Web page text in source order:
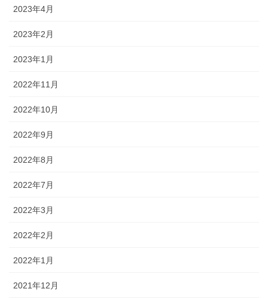
2023年4月
2023年2月
2023年1月
2022年11月
2022年10月
2022年9月
2022年8月
2022年7月
2022年3月
2022年2月
2022年1月
2021年12月